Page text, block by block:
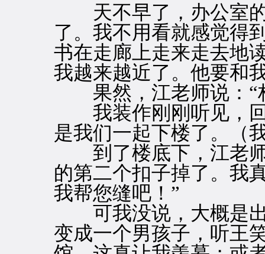
天不早了，办公室的
了。我不用看就感觉得
书在走廊上走来走去地
我越来越近了。他要和
果然，江老师说：“
我装作刚刚听见，回
是我们一起下楼了。（
到了楼底下，江老师
的第二个扣子掉了。我
我帮您缝吧！”
可我没说，大概是出
变成一个男孩子，听王